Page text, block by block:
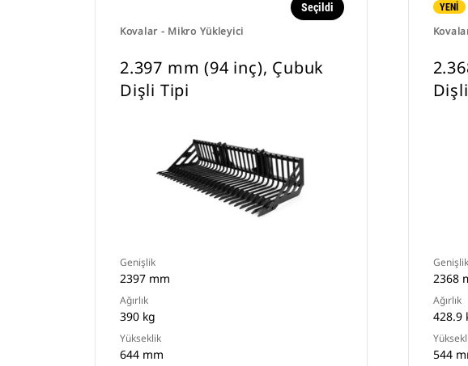
Kovalar - Mikro Yükleyici
Seçildi
2.397 mm (94 inç), Çubuk
Dişli Tipi
Genişlik
2397 mm
Ağırlık
390 kg
Yükseklik
644 mm
YENİ
Genişlik
2368
Ağırlık
428.9
544